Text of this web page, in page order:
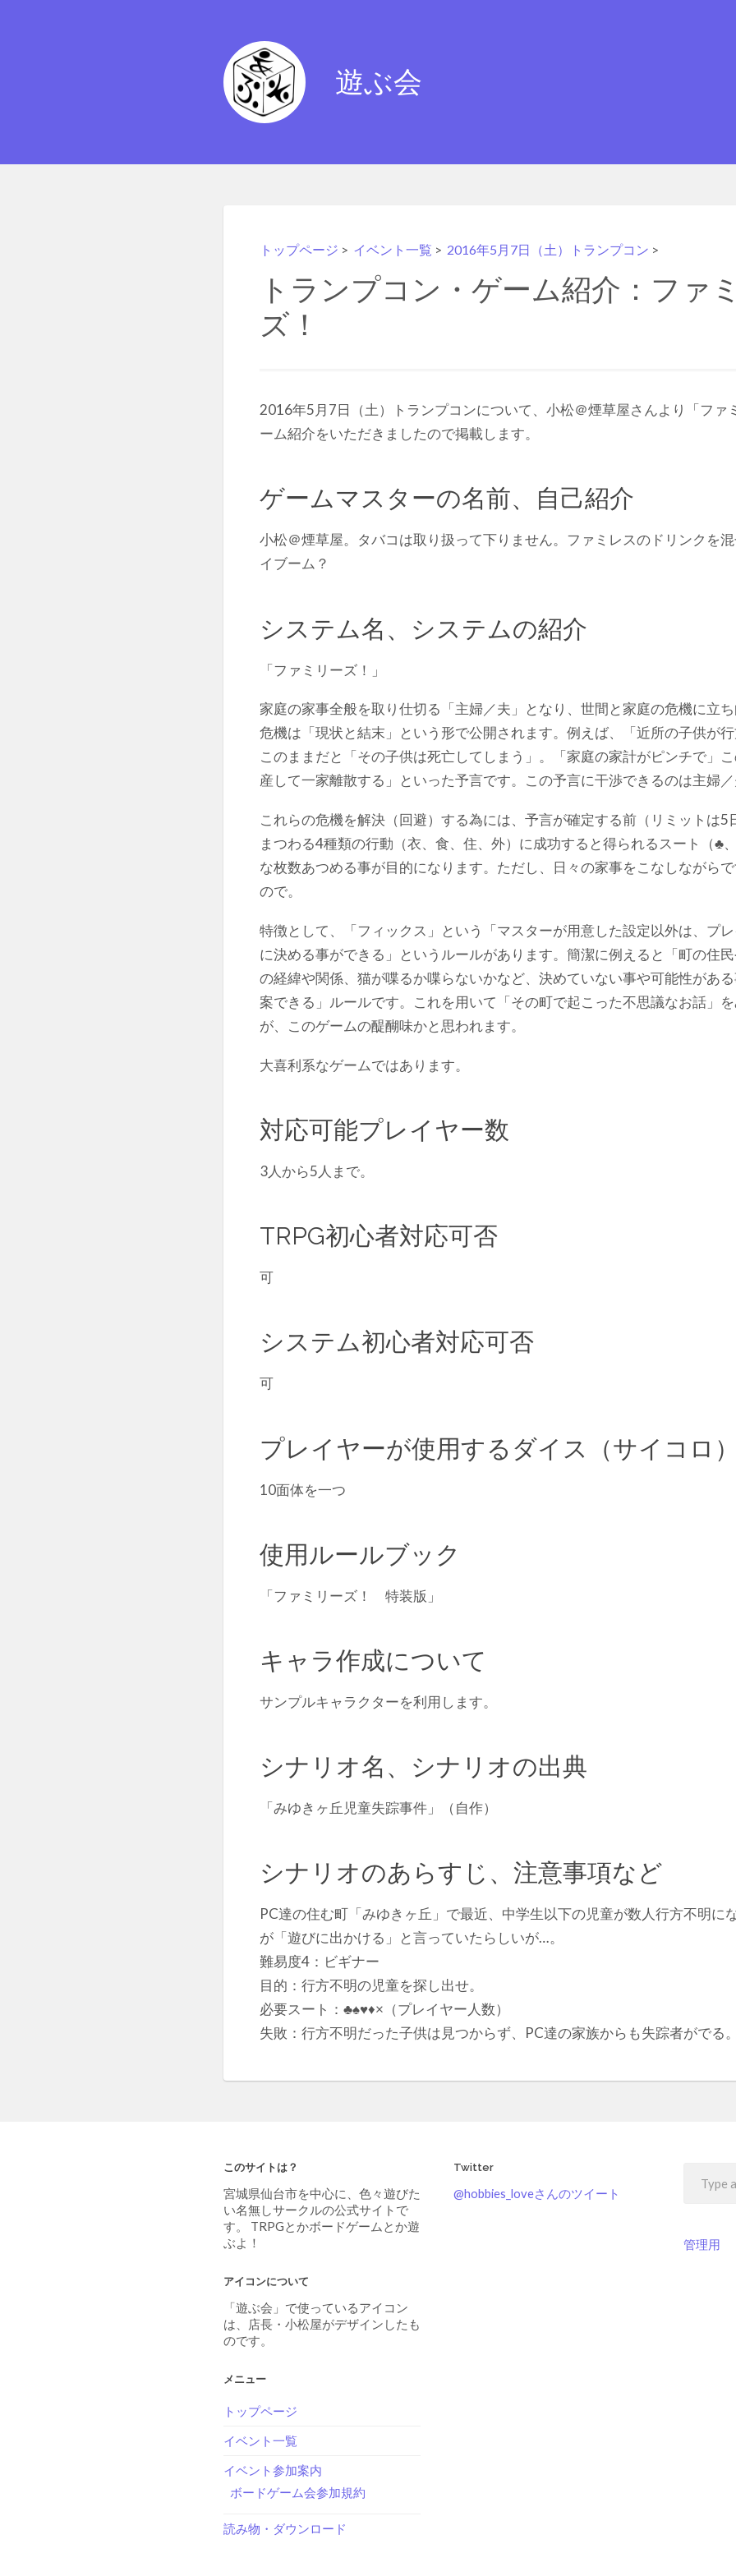
遊ぶ会
トップページ > イベント一覧 > 2016年5月7日（土）トランプコン>
トランプコン・ゲーム紹介：ファ
ズ！
2016年5月7日（土）トランプコンについて、小松＠煙草屋さんより「ファ
ーム紹介をいただきましたので掲載します。
ゲームマスターの名前、自己紹介
小松＠煙草屋。タバコは取り扱って下りません。ファミレスのドリンクを
イブーム？
システム名、システムの紹介
「ファミリーズ！」
家庭の家事全般を取り仕切る「主婦／夫」となり、世間と家庭の危機に立
危機は「現状と結末」という形で公開されます。例えば、「近所の子供が
このままだと「その子供は死亡してしまう」。「家庭の家計がピンチで」
産して一家離散する」といった予言です。この予言に干渉できるのは主婦
これらの危機を解決（回避）する為には、予言が確定する前（リミットは5
まつわる4種類の行動（衣、食、住、外）に成功すると得られるスート（♣
な枚数あつめる事が目的になります。ただし、日々の家事をこなしながら
ので。
特徴として、「フィックス」という「マスターが用意した設定以外は、プ
に決める事ができる」というルールがあります。簡潔に例えると「町の住
の経緯や関係、猫が喋るか喋らないかなど、決めていない事や可能性があ
案できる」ルールです。これを用いて「その町で起こった不思議なお話」
が、このゲームの醍醐味かと思われます。
大喜利系なゲームではあります。
対応可能プレイヤー数
3人から5人まで。
TRPG初心者対応可否
可
システム初心者対応可否
可
プレイヤーが使用するダイス（サイコロ
10面体を一つ
使用ルールブック
「ファミリーズ！ 特装版」
キャラ作成について
サンプルキャラクターを利用します。
シナリオ名、シナリオの出典
「みゆきヶ丘児童失踪事件」（自作）
シナリオのあらすじ、注意事項など
PC達の住む町「みゆきヶ丘」で最近、中学生以下の児童が数人行方不明に
が「遊びに出かける」と言っていたらしいが…。
難易度4：ビギナー
目的：行方不明の児童を探し出せ。
必要スート：♣♠♥♦×（プレイヤー人数）
失敗：行方不明だった子供は見つからず、PC達の家族からも失踪者がでる
このサイトは？
宮城県仙台市を中心に、色々遊びた
い名無しサークルの公式サイトで
す。 TRPGとかボードゲームとか遊
ぶよ！
アイコンについて
「遊ぶ会」で使っているアイコン
は、店長・小松屋がデザインしたも
のです。
メニュー
トップページ
イベント一覧
イベント参加案内
ボードゲーム会参加規約
読み物・ダウンロード
Twitter
@hobbies_loveさんのツイート
管理用